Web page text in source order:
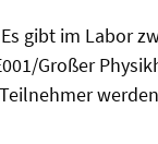
gibt im Labor
Großer